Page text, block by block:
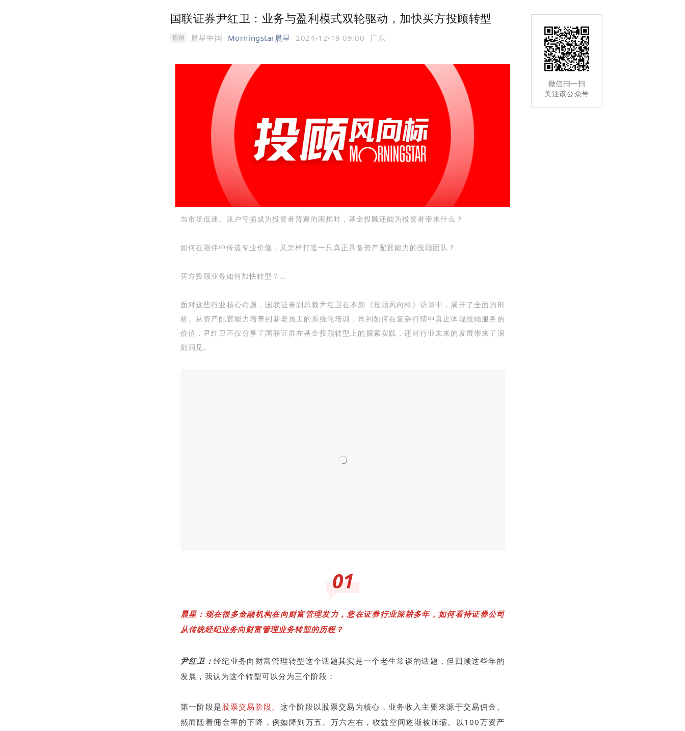
国联证券尹红卫：业务与盈利模式双轮驱动，加快买方投顾转型
原创 晨星中国 Morningstar晨星 2024-12-19 09:00 广东
当市场低迷、账户亏损成为投资者普遍的困扰时，基金投顾还能为投资者带来什么？
如何在陪伴中传递专业价值，又怎样打造一只真正具备资产配置能力的投顾团队？
买方投顾业务如何加快转型？…
面对这些行业核心命题，国联证券副总裁尹红卫在本期《投顾风向标》访谈中，展开了全面的剖
析。从资产配置能力培养到新老员工的系统化培训，再到如何在复杂行情中真正体现投顾服务的
价值，尹红卫不仅分享了国联证券在基金投顾转型上的探索实践，还对行业未来的发展带来了深
刻洞见。
01
晨星：现在很多金融机构在向财富管理发力，您在证券行业深耕多年，如何看待证券公司
从传统经纪业务向财富管理业务转型的历程？
尹红卫： 经纪业务向财富管理转型这个话题其实是一个老生常谈的话题，但回顾这些年的
发展，我认为这个转型可以分为三个阶段：
第一阶段是 股票交易阶段。 这个阶段以股票交易为核心，业务收入主要来源于交易佣金。
然而随着佣金率的下降，例如降到万五、万六左右，收益空间逐渐被压缩。以100万资产
微信扫一扫
关注该公众号